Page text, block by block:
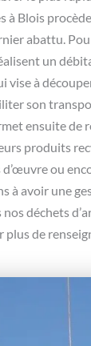
à Blois
abattu.
un
vise à
son
ensuite de
produits
ou
à avoir une
déchets
de